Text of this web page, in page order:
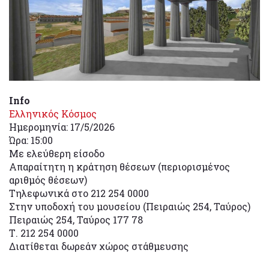
Info
Eλληνικός Κόσμος
Ημερομηνία: 17/5/2026
Ώρα: 15:00
Με ελεύθερη είσοδο
Απαραίτητη η κράτηση θέσεων (περιορισμένος
αριθμός θέσεων)
Τηλεφωνικά στο 212 254 0000
Στην υποδοχή του μουσείου (Πειραιώς 254, Ταύρος)
Πειραιώς 254, Ταύρος 177 78
Τ. 212 254 0000
Διατίθεται δωρεάν χώρος στάθμευσης